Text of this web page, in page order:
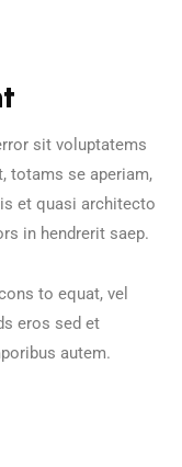
sit voluptatems
totams se aperiam,
et quasi architecto
in hendrerit saep.
to equat, vel
eros sed et
autem.